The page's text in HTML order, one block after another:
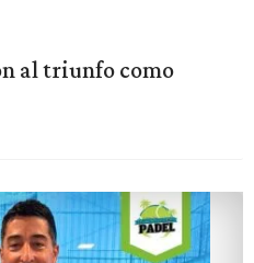
al triunfo como